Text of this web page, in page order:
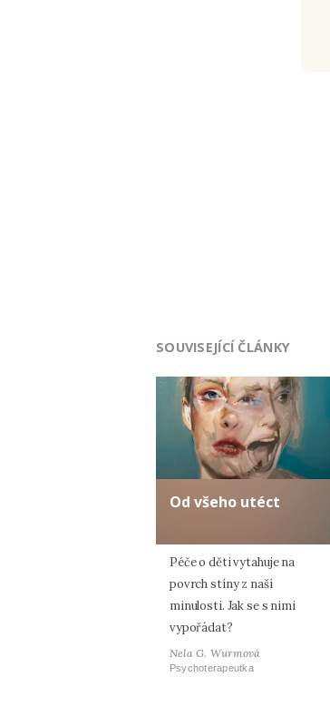
SOUVISEJÍCÍ ČLÁNKY
Od všeho utéct
Péče o děti vytahuje na
povrch stíny z naší
minulosti. Jak se s nimi
vypořádat?
Nela G. Wurmová
Psychoterapeutka